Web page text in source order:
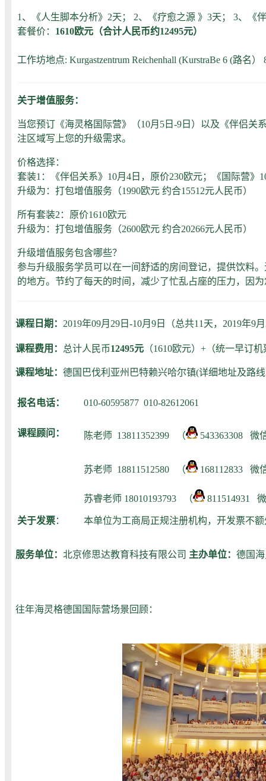
1、《人生脚本分析》2天； 2、《疗愈之源 》3天； 3、《
套餐价： 1610欧元 （合计人民币约12495元）
工作坊地点: Kurgastzentrum Reichenhall (KurstraBe 6 (路名
关于增值服务：
当您预订《海灵格国际营》（10月5日-9日）以及《伴侣
注区域写上您的升级需求。
价格选择：
套装1：《伴侣关系》10月4日，原价230欧元；《国际营》
升级为：打包增值服务（1990欧元 约合15512元人民币）
所有套装2：原价1610欧元
升级为：打包增值服务（2600欧元 约合20266元人民币）
升级增值服务包含哪些？
参与升级服务学员可以在一间舒适的房间登记，提供饮料
的地方。节约了每天的时间，减少了忙乱占座的压力，因
课程日期： 2019年09月29日-10月9日（总共11天，2019年9
课程费用： 总计人民币12495元 （1610欧元）+（统一早订
课程地址： 德国巴伐利亚州巴特赖兴哈尔镇(详细地址及路
报名电话： 010-60595877 010-82612061
课程顾问： 陈老师 13811352399 （ 543363308 微
苏老师 18811512580 （ 168112833 微
苏睿老师 18010193793 （ 811514931
关于发票： 本单位为工商局正规注册机构，开发票不
服务单位： 北京修思达教育科技有限公司 主办单位： 德国
往年海灵格德国国际营场景回顾：